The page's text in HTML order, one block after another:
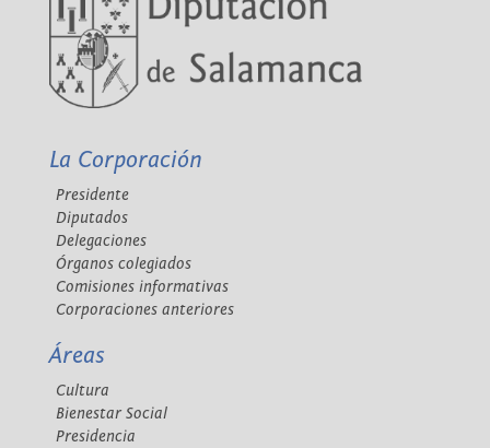
La Corporación
Presidente
Diputados
Delegaciones
Órganos colegiados
Comisiones informativas
Corporaciones anteriores
Áreas
Cultura
Bienestar Social
Presidencia